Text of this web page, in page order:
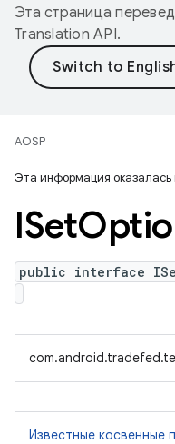
Эта страница
Translation API.
AOSP
Эта информация оказалась
ISet
public interface
Известные косвенные